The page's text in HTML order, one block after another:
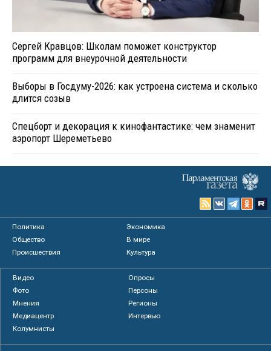
Сергей Кравцов: Школам поможет конструктор
программ для внеурочной деятельности
Выборы в Госдуму-2026: как устроена система и сколько
длится созыв
Спецборт и декорация к кинофантастике: чем знаменит
аэропорт Шереметьево
Политика
Экономика
Общество
В мире
Происшествия
Культура
Видео
Опросы
Фото
Персоны
Мнения
Регионы
Медиацентр
Интервью
Колумнисты